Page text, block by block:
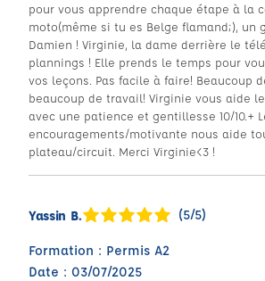
pour vous apprendre chaque étape à la
moto(même si tu es Belge flamand;), un
Damien ! Virginie, la dame derrière le
plannings ! Elle prends le temps pour
vos leçons. Pas facile à faire! Beaucoup
beaucoup de travail! Virginie vous aide
avec une patience et gentillesse 10/10.+
encouragements/motivante nous aide
plateau/circuit. Merci Virginie<3 !
Yassin B. (5/5)
Formation : Permis A2
Date : 03/07/2025